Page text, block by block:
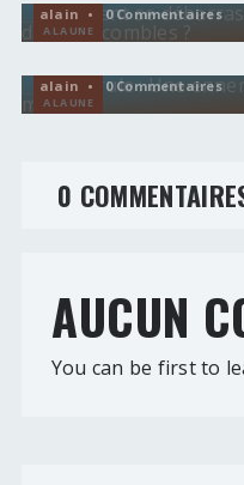
A LA UNE
alain • 0 Commentaires
A LA UNE
VENTILATION
La Mérule : Une
alain • 0 Commentaires
0
AUCUN
You can be first to